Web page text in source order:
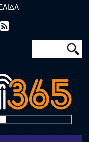
Φόρμα
Αναζήτηση